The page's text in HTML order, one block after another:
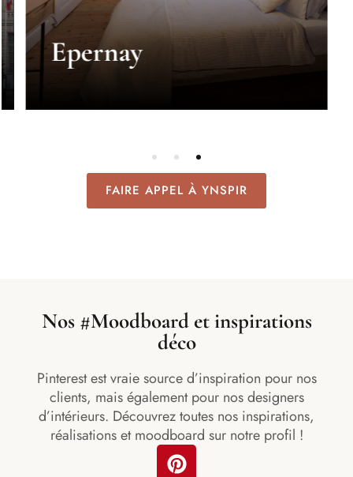
FAIRE APPEL À YNSPIR
Nos #Moodboard et inspirations
déco
Pinterest est vraie source d’inspiration pour nos
clients, mais également pour nos designers
d’intérieurs. Découvrez toutes nos inspirations,
réalisations et moodboard sur notre profil !